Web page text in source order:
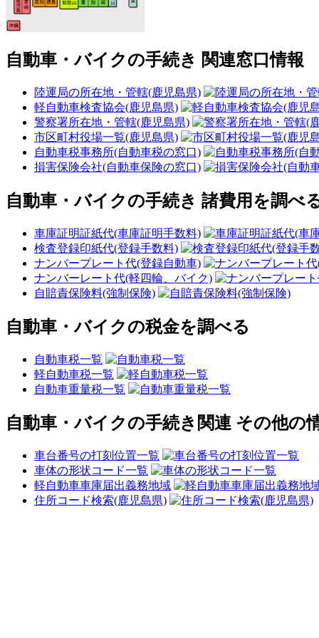
自動車・バイクの手続き 関連窓口情報
陸運局の所在地・管轄(鹿児島県)
軽自動車検査協会(鹿児島県)
警察署所在地・管轄(鹿児島県)
市区町村役場一覧(鹿児島県)
自動車税事務所(自動車税の窓口)
損害保険会社(自動車保険の窓口)
自動車・バイクの手続き 諸費用を調べ
車庫証明証紙代(車庫証明手数料)
検査登録印紙代(登録手数料)
ナンバープレート代(登録自動車)
ナンバーレート代(軽四輪、バイク)
自賠責保険料(強制保険)
自動車・バイクの税金を調べる
自動車税一覧
軽自動車税一覧
自動車重量税一覧
自動車・バイクの手続き関連 その他の
車台番号の打刻位置一覧
車体の形状コード一覧
軽自動車車庫届出義務地域
住所コード検索(鹿児島県)